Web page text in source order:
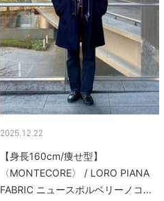
2025.12.22
【身長160cm/痩せ型】
〈MONTECORE〉 / LORO PIANA
FABRIC ニュースポルベリーノコ...